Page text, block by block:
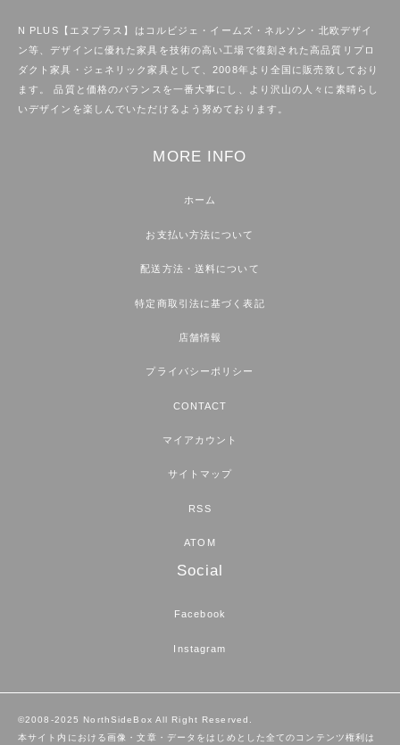
N PLUS【エヌプラス】はコルビジェ・イームズ・ネルソン・北欧デザイ
ン等、デザインに優れた家具を技術の高い工場で復刻された高品質リプロ
ダクト家具・ジェネリック家具として、2008年より全国に販売致しており
ます。 品質と価格のバランスを一番大事にし、より沢山の人々に素晴らし
いデザインを楽しんでいただけるよう努めております。
MORE INFO
ホーム
お支払い方法について
配送方法・送料について
特定商取引法に基づく表記
店舗情報
プライバシーポリシー
CONTACT
マイアカウント
サイトマップ
RSS
ATOM
Social
Facebook
Instagram
©2008-2025 NorthSideBox All Right Reserved.
本サイト内における画像・文章・データをはじめとした全てのコンテンツ権利は